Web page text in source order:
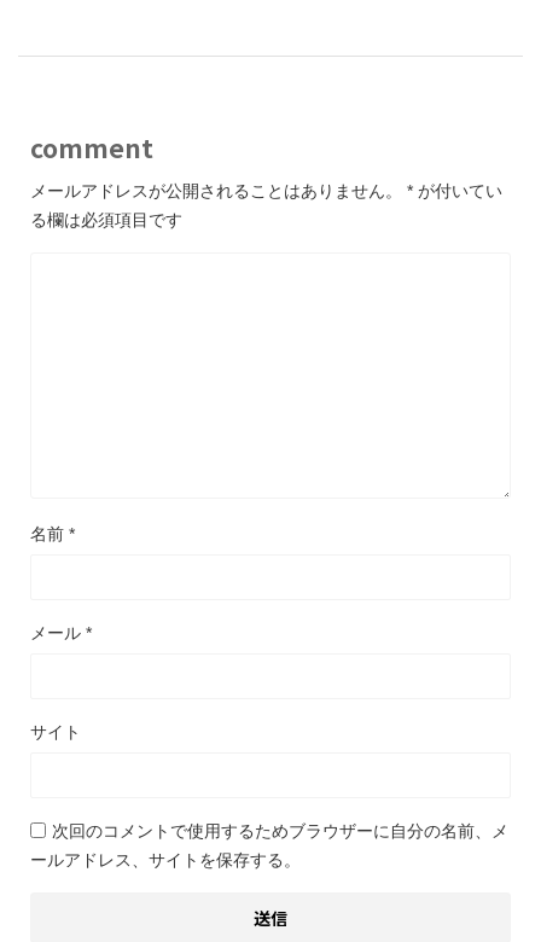
comment
メールアドレスが公開されることはありません。 * が付いてい
る欄は必須項目です
名前 *
メール *
サイト
次回のコメントで使用するためブラウザーに自分の名前、メ
ールアドレス、サイトを保存する。